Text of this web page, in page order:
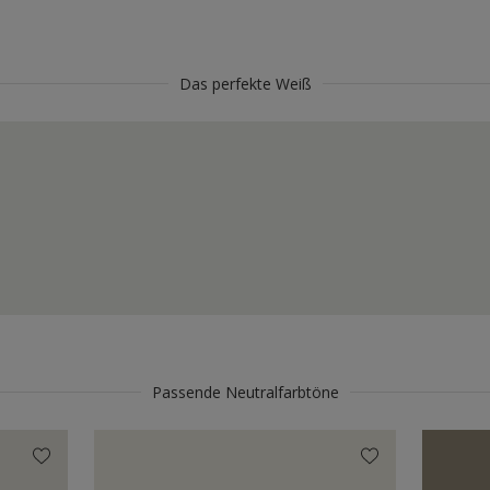
Das perfekte Weiß
Passende Neutralfarbtöne